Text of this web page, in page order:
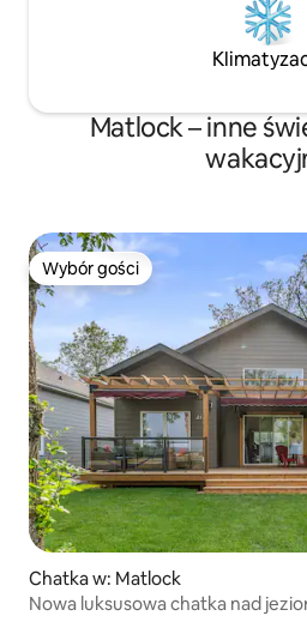
Matlock – inne
Wybór gości
Wybór gości
Chatka w: Matlock
Nowa luksusowa chatka nad